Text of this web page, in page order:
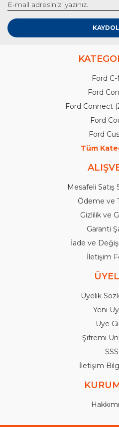
KAYDOL
Ford
Ford
Ford Connect
Ford
Ford
Tüm
Mesafeli Satış
Ödeme ve
Gizlilik ve
Garanti
İade ve
İletişim
Üyelik
Yeni
Üye
Şifremi
SSS
İletişim